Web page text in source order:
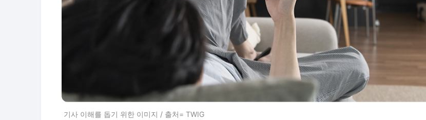
기사 이해를 돕기 위한 이미지 / 출처= TWIG